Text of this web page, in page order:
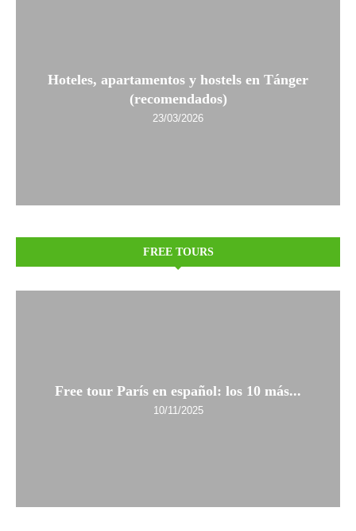
Hoteles, apartamentos y hostels en Tánger
(recomendados)
23/03/2026
FREE TOURS
Free tour París en español: los 10 más...
10/11/2025